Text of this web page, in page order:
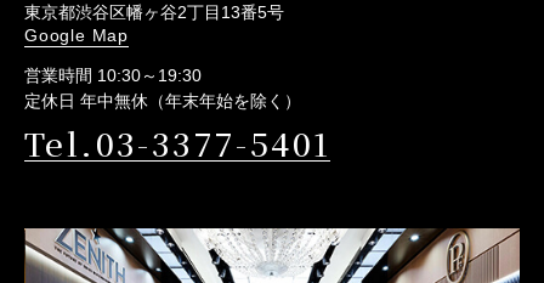
東京都渋谷区幡ヶ谷2丁目13番5号
Google Map
営業時間 10:30～19:30
定休日 年中無休（年末年始を除く）
Tel.03-3377-5401